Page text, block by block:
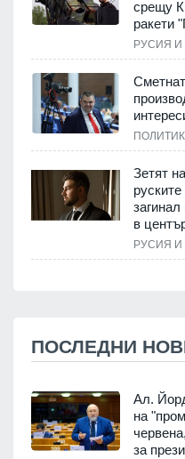
срещу
ракети
РУСИЯ И
Зетят
в
РУСИЯ И
ПОСЛЕДНИ
Ал.
на
за